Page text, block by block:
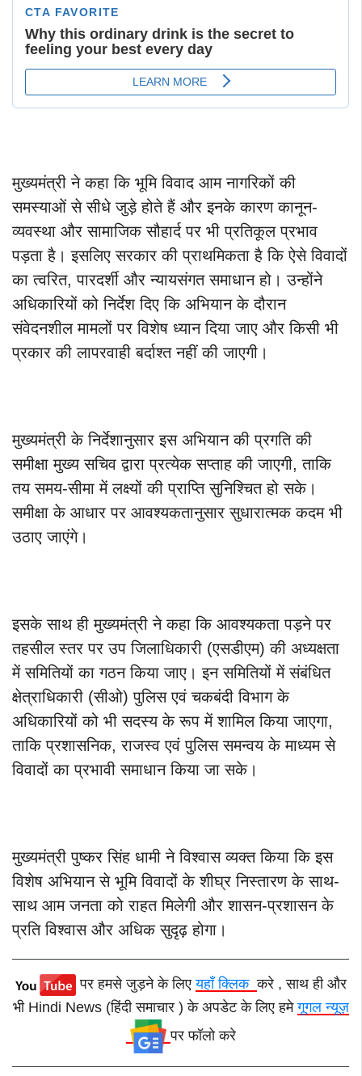
मुख्यमंत्री ने कहा कि भूमि विवाद आम नागरिकों की
समस्याओं से सीधे जुड़े होते हैं और इनके कारण कानून-
व्यवस्था और सामाजिक सौहार्द पर भी प्रतिकूल प्रभाव
पड़ता है। इसलिए सरकार की प्राथमिकता है कि ऐसे विवादों
का त्वरित, पारदर्शी और न्यायसंगत समाधान हो। उन्होंने
अधिकारियों को निर्देश दिए कि अभियान के दौरान
संवेदनशील मामलों पर विशेष ध्यान दिया जाए और किसी भी
प्रकार की लापरवाही बर्दाश्त नहीं की जाएगी।
मुख्यमंत्री के निर्देशानुसार इस अभियान की प्रगति की
समीक्षा मुख्य सचिव द्वारा प्रत्येक सप्ताह की जाएगी, ताकि
तय समय-सीमा में लक्ष्यों की प्राप्ति सुनिश्चित हो सके।
समीक्षा के आधार पर आवश्यकतानुसार सुधारात्मक कदम भी
उठाए जाएंगे।
इसके साथ ही मुख्यमंत्री ने कहा कि आवश्यकता पड़ने पर
तहसील स्तर पर उप जिलाधिकारी (एसडीएम) की अध्यक्षता
में समितियों का गठन किया जाए। इन समितियों में संबंधित
क्षेत्राधिकारी (सीओ) पुलिस एवं चकबंदी विभाग के
अधिकारियों को भी सदस्य के रूप में शामिल किया जाएगा,
ताकि प्रशासनिक, राजस्व एवं पुलिस समन्वय के माध्यम से
विवादों का प्रभावी समाधान किया जा सके।
मुख्यमंत्री पुष्कर सिंह धामी ने विश्वास व्यक्त किया कि इस
विशेष अभियान से भूमि विवादों के शीघ्र निस्तारण के साथ-
साथ आम जनता को राहत मिलेगी और शासन-प्रशासन के
प्रति विश्वास और अधिक सुदृढ़ होगा।
पर हमसे जुड़ने के लिएयहाँ क्लिककरे , साथ ही और
भी Hindi News (हिंदी समाचार ) के अपडेट के लिए हमेगूगल न्यूज़
पर फॉलो करे